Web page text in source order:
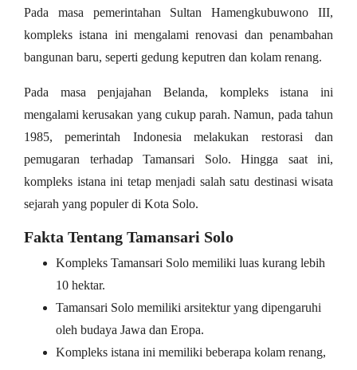
Pada masa pemerintahan Sultan Hamengkubuwono III,
kompleks istana ini mengalami renovasi dan penambahan
bangunan baru, seperti gedung keputren dan kolam renang.
Pada masa penjajahan Belanda, kompleks istana ini
mengalami kerusakan yang cukup parah. Namun, pada tahun
1985, pemerintah Indonesia melakukan restorasi dan
pemugaran terhadap Tamansari Solo. Hingga saat ini,
kompleks istana ini tetap menjadi salah satu destinasi wisata
sejarah yang populer di Kota Solo.
Fakta Tentang Tamansari Solo
Kompleks Tamansari Solo memiliki luas kurang lebih
10 hektar.
Tamansari Solo memiliki arsitektur yang dipengaruhi
oleh budaya Jawa dan Eropa.
Kompleks istana ini memiliki beberapa kolam renang,